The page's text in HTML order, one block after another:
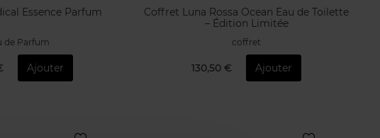
Essence Parfum
de Parfum
Ajouter
Coffret Luna Rossa Ocean Eau de Toilette
– Édition Limitée
coffret
130,50 € Ajouter